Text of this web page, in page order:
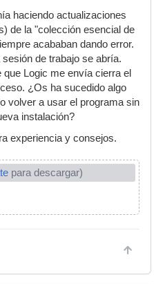
haciendo actualizaciones
de la "colección esencial de
acababan dando error.
de trabajo se abría.
Logic me envía cierra el
¿Os ha sucedido algo
volver a usar el programa sin
instalación?
experiencia y consejos.
para descargar)